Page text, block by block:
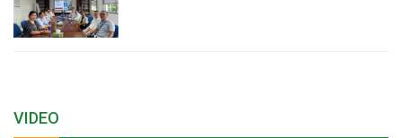
VIDEO